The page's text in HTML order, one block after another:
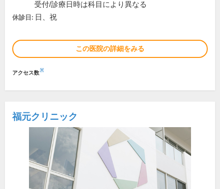
受付/診療日時は科目により異なる
休診日: 日、祝
この医院の詳細をみる
アクセス数※
福元クリニック